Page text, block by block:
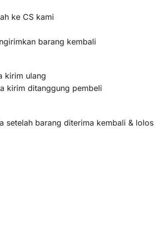
ke CS kami
barang kembali
kirim ulang
kirim ditanggung pembeli
setelah barang diterima kembali &